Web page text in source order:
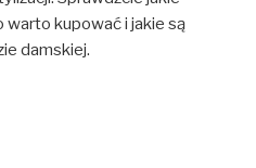
warto kupować i jakie są
damskiej.